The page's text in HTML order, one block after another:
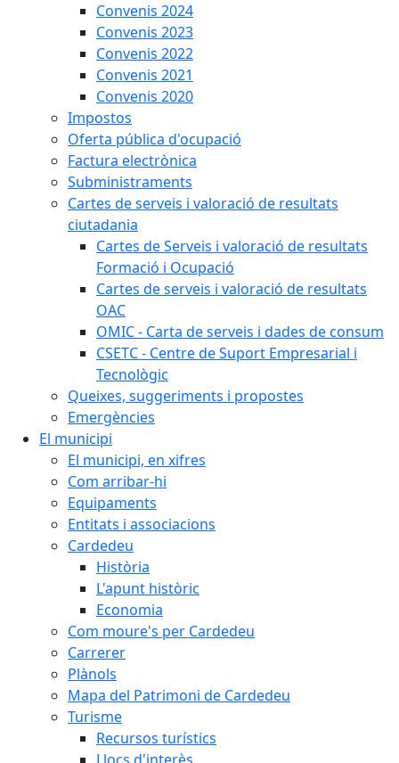
Convenis 2024
Convenis 2023
Convenis 2022
Convenis 2021
Convenis 2020
Impostos
Oferta pública d'ocupació
Factura electrònica
Subministraments
Cartes de serveis i valoració de resultats
ciutadania
Cartes de Serveis i valoració de resultats
Formació i Ocupació
Cartes de serveis i valoració de resultats
OAC
OMIC - Carta de serveis i dades de consum
CSETC - Centre de Suport Empresarial i
Tecnològic
Queixes, suggeriments i propostes
Emergències
El municipi
El municipi, en xifres
Com arribar-hi
Equipaments
Entitats i associacions
Cardedeu
Història
L'apunt històric
Economia
Com moure's per Cardedeu
Carrerer
Plànols
Mapa del Patrimoni de Cardedeu
Turisme
Recursos turístics